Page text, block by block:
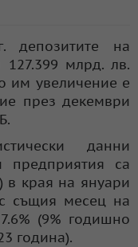
на
127.399 млрд. лв.
им увеличение е
през декември
данни
предприятия са
в края на януари
същия месец на
(9% годишно
година).